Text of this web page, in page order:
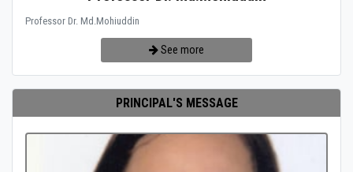
Professor Dr. Md.Mohiuddin
See more
PRINCIPAL'S MESSAGE